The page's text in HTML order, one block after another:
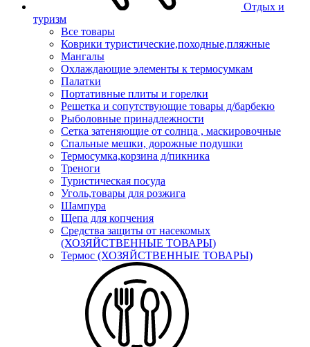
Отдых и
туризм
Все товары
Коврики туристические,походные,пляжные
Мангалы
Охлаждающие элементы к термосумкам
Палатки
Портативные плиты и горелки
Решетка и сопутствующие товары д/барбекю
Рыболовные принадлежности
Сетка затеняющие от солнца , маскировочные
Спальные мешки, дорожные подушки
Термосумка,корзина д/пикника
Треноги
Туристическая посуда
Уголь,товары для розжига
Шампура
Щепа для копчения
Средства защиты от насекомых
(ХОЗЯЙСТВЕННЫЕ ТОВАРЫ)
Термос (ХОЗЯЙСТВЕННЫЕ ТОВАРЫ)